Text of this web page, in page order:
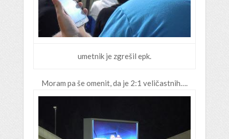
umetnik je zgrešil epk.
Moram pa še omenit, da je 2:1 veličastnih….